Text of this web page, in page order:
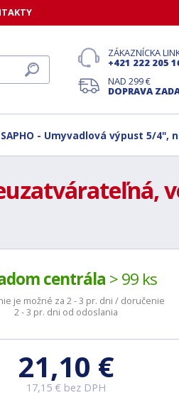
ZÁKAZNÍCKA
+421 222 205
NAD 299 €
DOPRAVA
SAPHO - Umyvadlová výpust 5/4",
centrála > 99 ks
je možné za 2 - 3 pr. dni / doručenie
2 - 3 pr. dni od odoslania
21,10 €
17,15 € bez DPH